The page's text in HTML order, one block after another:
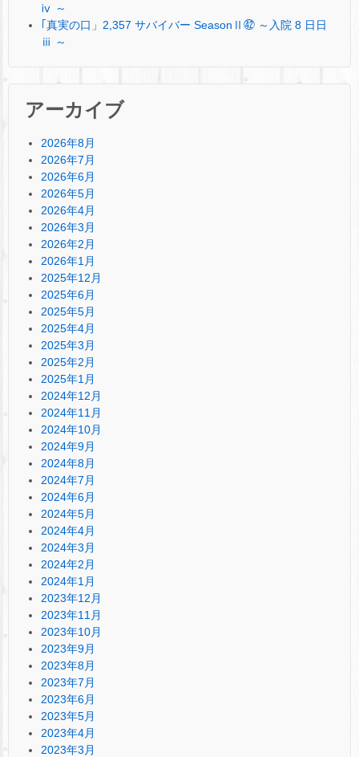
ⅳ ～
｢真実の口」2,357 サバイバー SeasonⅡ㊷ ～入院 8 日日
ⅲ ～
アーカイブ
2026年8月
2026年7月
2026年6月
2026年5月
2026年4月
2026年3月
2026年2月
2026年1月
2025年12月
2025年6月
2025年5月
2025年4月
2025年3月
2025年2月
2025年1月
2024年12月
2024年11月
2024年10月
2024年9月
2024年8月
2024年7月
2024年6月
2024年5月
2024年4月
2024年3月
2024年2月
2024年1月
2023年12月
2023年11月
2023年10月
2023年9月
2023年8月
2023年7月
2023年6月
2023年5月
2023年4月
2023年3月